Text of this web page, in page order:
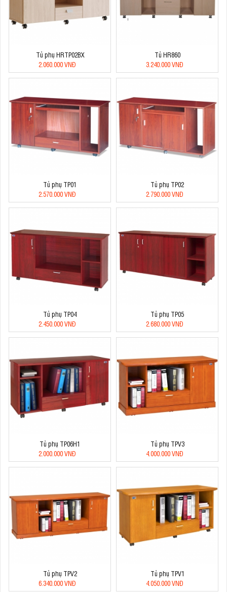
Tủ phụ HRTP02BX
2.060.000 VNĐ
Tủ HR860
3.240.000 VNĐ
Tủ phụ TP01
2.570.000 VNĐ
Tủ phụ TP02
2.790.000 VNĐ
Tủ phụ TP04
2.450.000 VNĐ
Tủ phụ TP05
2.680.000 VNĐ
Tủ phụ TP06H1
2.000.000 VNĐ
Tủ phụ TPV3
4.000.000 VNĐ
Tủ phụ TPV2
6.340.000 VNĐ
Tủ phụ TPV1
4.050.000 VNĐ